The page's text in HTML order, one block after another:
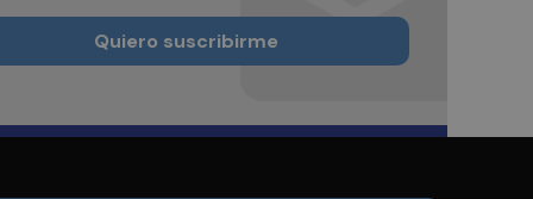
Quiero suscribirme